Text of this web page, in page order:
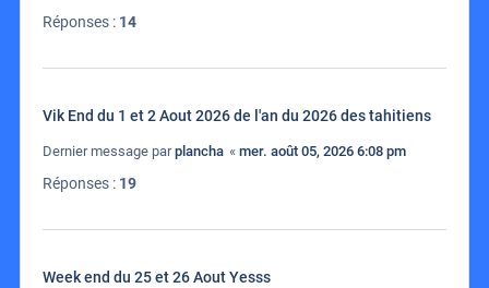
Réponses : 14
Vik End du 1 et 2 Aout 2026 de l'an du 2026 des tahitiens
Dernier message parplancha « mer. août 05, 2026 6:08 pm
Réponses : 19
Week end du 25 et 26 Aout Yesss